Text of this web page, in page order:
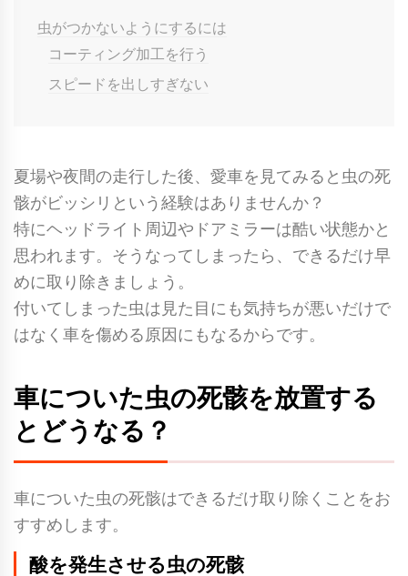
虫がつかないようにするには
コーティング加工を行う
スピードを出しすぎない
夏場や夜間の走行した後、愛車を見てみると虫の死
骸がビッシリという経験はありませんか？
特にヘッドライト周辺やドアミラーは酷い状態かと
思われます。そうなってしまったら、できるだけ早
めに取り除きましょう。
付いてしまった虫は見た目にも気持ちが悪いだけで
はなく車を傷める原因にもなるからです。
車についた虫の死骸を放置する
とどうなる？
車についた虫の死骸はできるだけ取り除くことをお
すすめします。
酸を発生させる虫の死骸